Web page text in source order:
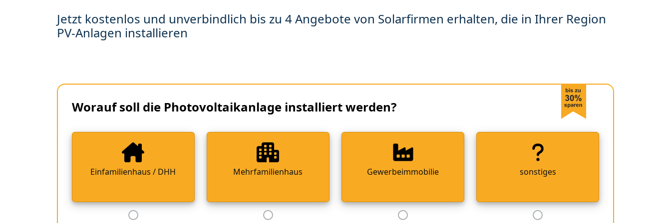
Jetzt kostenlos und unverbindlich bis zu 4 Angebote von Solarfirmen erhalten, die in Ihrer Region
PV-Anlagen installieren
Worauf soll die Photovoltaikanlage installiert werden?
Einfamilienhaus / DHH Mehrfamilienhaus Gewerbeimmobilie sonstiges